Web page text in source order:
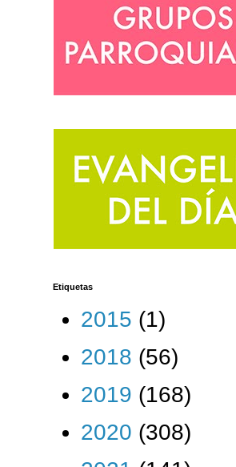
Etiquetas
2015 (1)
2018 (56)
2019 (168)
2020 (308)